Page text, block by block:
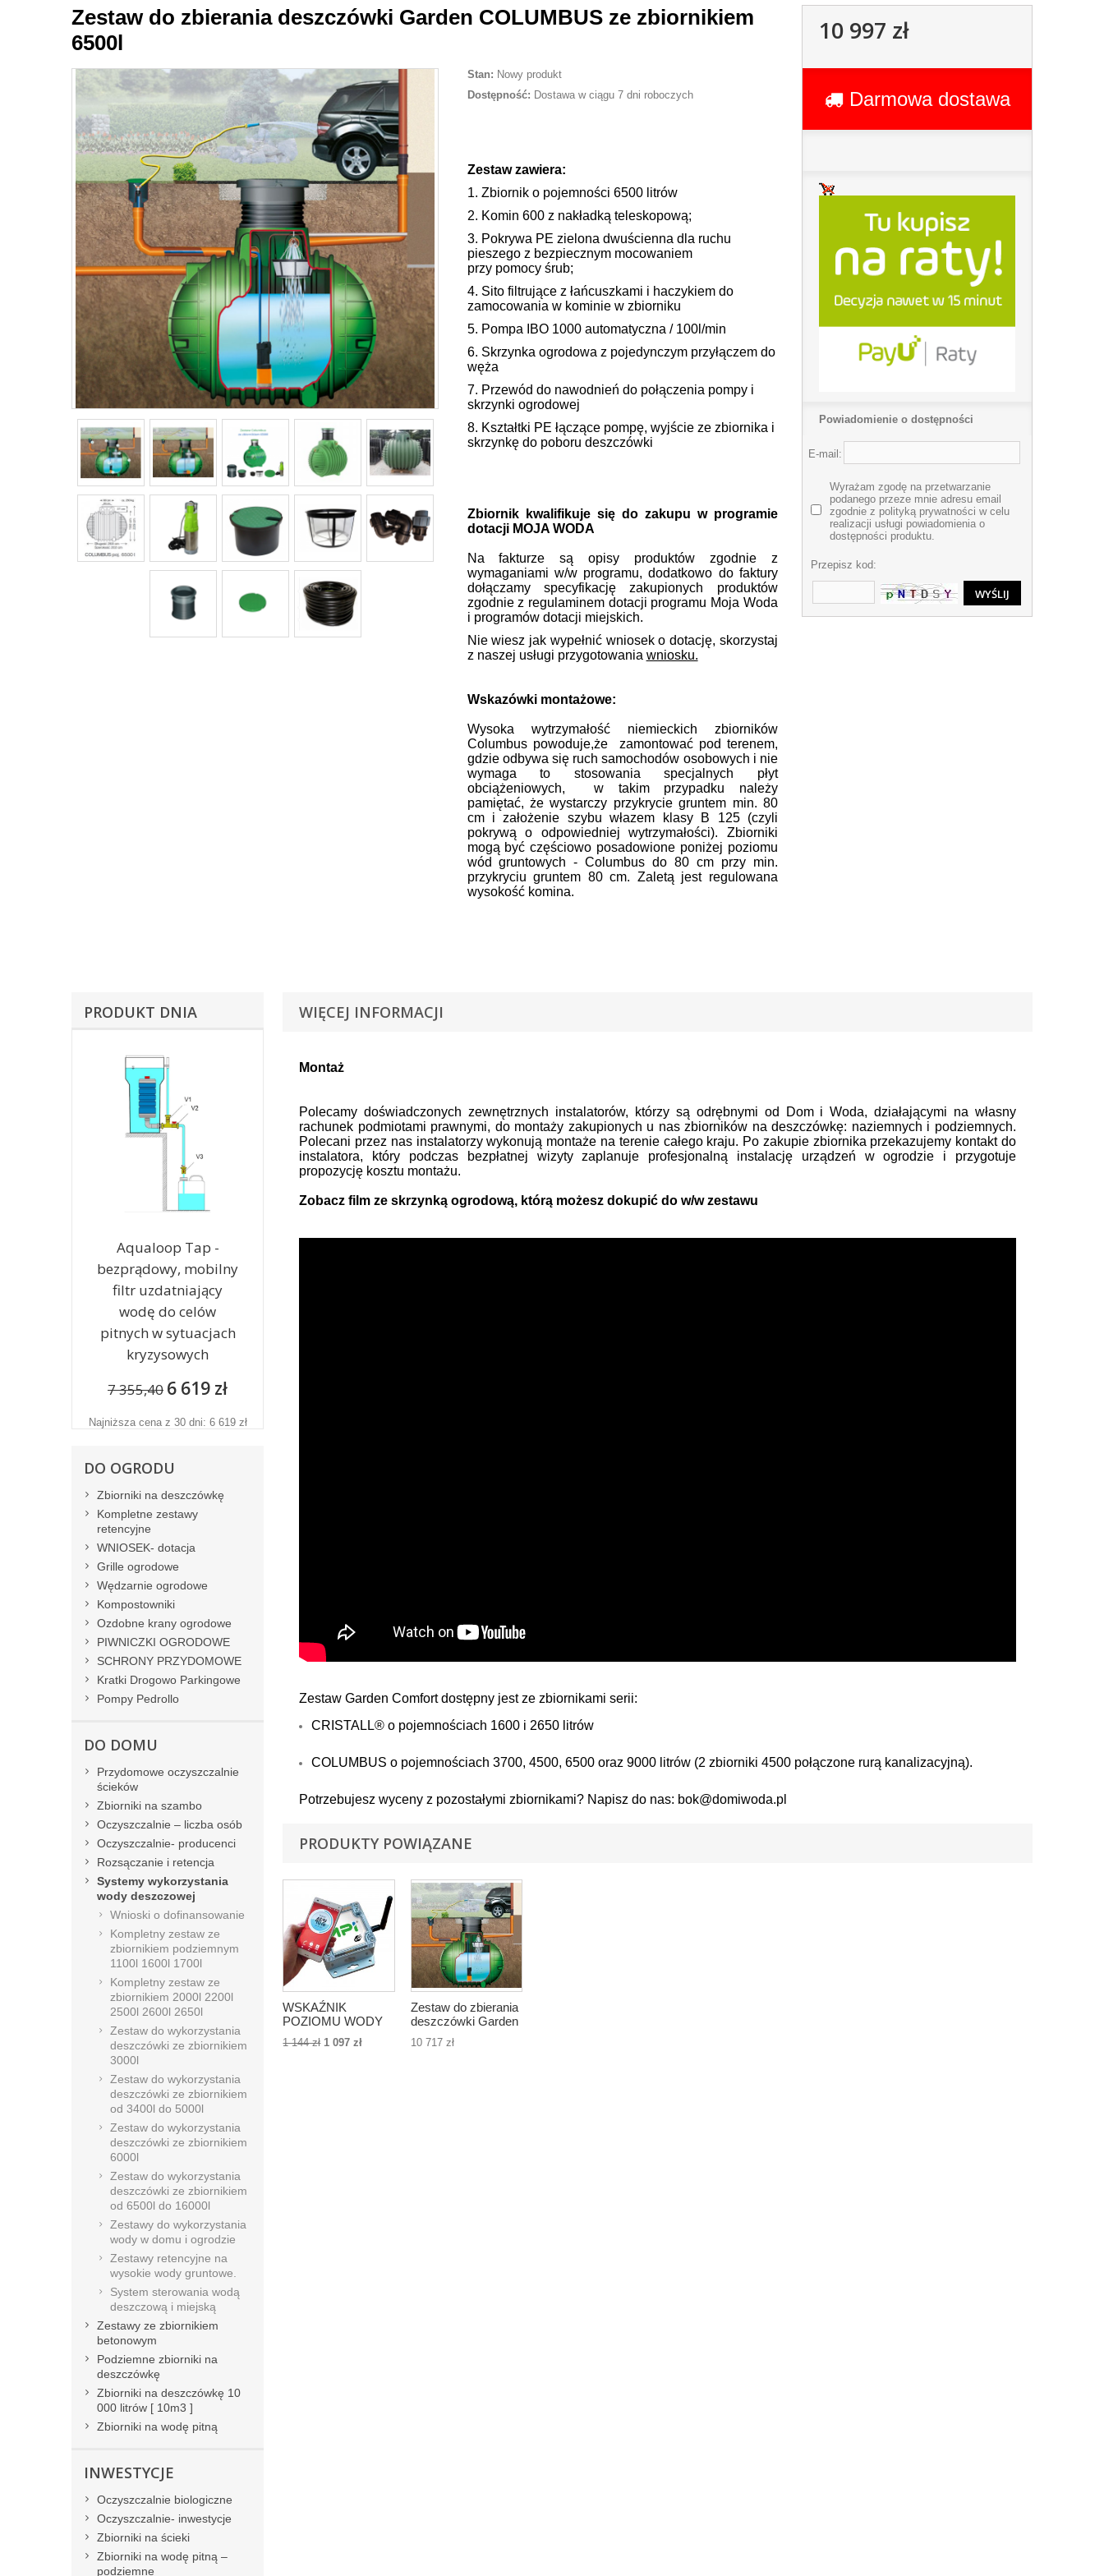
Zestaw do zbierania deszczówki Garden COLUMBUS ze zbiornikiem
6500l
Stan: Nowy produkt
Dostępność: Dostawa w ciągu 7 dni roboczych
Zestaw zawiera:
1. Zbiornik o pojemności 6500 litrów
2. Komin 600 z nakładką teleskopową;
3. Pokrywa PE zielona dwuścienna dla ruchu
pieszego z bezpiecznym mocowaniem
przy pomocy śrub;
4. Sito filtrujące z łańcuszkami i haczykiem do
zamocowania w kominie w zbiorniku
5. Pompa IBO 1000 automatyczna / 100l/min
6. Skrzynka ogrodowa z pojedynczym przyłączem do
węża
7. Przewód do nawodnień do połączenia pompy i
skrzynki ogrodowej
8. Kształtki PE łączące pompę, wyjście ze zbiornika i
skrzynkę do poboru deszczówki
Zbiornik kwalifikuje się do zakupu w programie
dotacji MOJA WODA
Na fakturze są opisy produktów zgodnie z
wymaganiami w/w programu, dodatkowo do faktury
dołączamy specyfikację zakupionych produktów
zgodnie z regulaminem dotacji programu Moja Woda
i programów dotacji miejskich.
Nie wiesz jak wypełnić wniosek o dotację, skorzystaj
z naszej usługi przygotowania wniosku.
Wskazówki montażowe:
Wysoka wytrzymałość niemieckich zbiorników
Columbus powoduje,że zamontować pod terenem,
gdzie odbywa się ruch samochodów osobowych i nie
wymaga to stosowania specjalnych płyt
obciążeniowych, w takim przypadku należy
pamiętać, że wystarczy przykrycie gruntem min. 80
cm i założenie szybu włazem klasy B 125 (czyli
pokrywą o odpowiedniej wytrzymałości). Zbiorniki
mogą być częściowo posadowione poniżej poziomu
wód gruntowych - Columbus do 80 cm przy min.
przykryciu gruntem 80 cm. Zaletą jest regulowana
wysokość komina.
10 997 zł
Darmowa dostawa
Powiadomienie o dostępności
E-mail:
Wyrażam zgodę na przetwarzanie
podanego przeze mnie adresu email
zgodnie z polityką prywatności w celu
realizacji usługi powiadomienia o
dostępności produktu.
Przepisz kod:
WIĘCEJ INFORMACJI
Montaż
Polecamy doświadczonych zewnętrznych instalatorów, którzy są odrębnymi od Dom i Woda, działającymi na własny
rachunek podmiotami prawnymi, do montaży zakupionych u nas zbiorników na deszczówkę: naziemnych i podziemnych.
Polecani przez nas instalatorzy wykonują montaże na terenie całego kraju. Po zakupie zbiornika przekazujemy kontakt do
instalatora, który podczas bezpłatnej wizyty zaplanuje profesjonalną instalację urządzeń w ogrodzie i przygotuje
propozycję kosztu montażu.
Zobacz film ze skrzynką ogrodową, którą możesz dokupić do w/w zestawu
Zestaw Garden Comfort dostępny jest ze zbiornikami serii:
CRISTALL® o pojemnościach 1600 i 2650 litrów
COLUMBUS o pojemnościach 3700, 4500, 6500 oraz 9000 litrów (2 zbiorniki 4500 połączone rurą kanalizacyjną).
Potrzebujesz wyceny z pozostałymi zbiornikami? Napisz do nas: bok@domiwoda.pl
PRODUKTY POWIĄZANE
WSKAŹNIK
POZIOMU WODY
AQUATO W
ZBIORNIKU
1 144 zł 1 097 zł
Zestaw do zbierania
deszczówki Garden
COLUMBUS ze
zbiornikiem 4500l
10 717 zł
PRODUKT DNIA
Aqualoop Tap -
bezprądowy, mobilny
filtr uzdatniający
wodę do celów
pitnych w sytuacjach
kryzysowych
7 355,40 6 619 zł
Najniższa cena z 30 dni: 6 619 zł
DO OGRODU
Zbiorniki na deszczówkę
Kompletne zestawy
retencyjne
WNIOSEK- dotacja
Grille ogrodowe
Wędzarnie ogrodowe
Kompostowniki
Ozdobne krany ogrodowe
PIWNICZKI OGRODOWE
SCHRONY PRZYDOMOWE
Kratki Drogowo Parkingowe
Pompy Pedrollo
DO DOMU
Przydomowe oczyszczalnie
ścieków
Zbiorniki na szambo
Oczyszczalnie – liczba osób
Oczyszczalnie- producenci
Rozsączanie i retencja
Systemy wykorzystania
wody deszczowej
Wnioski o dofinansowanie
Kompletny zestaw ze
zbiornikiem podziemnym
1100l 1600l 1700l
Kompletny zestaw ze
zbiornikiem 2000l 2200l
2500l 2600l 2650l
Zestaw do wykorzystania
deszczówki ze zbiornikiem
3000l
Zestaw do wykorzystania
deszczówki ze zbiornikiem
od 3400l do 5000l
Zestaw do wykorzystania
deszczówki ze zbiornikiem
6000l
Zestaw do wykorzystania
deszczówki ze zbiornikiem
od 6500l do 16000l
Zestawy do wykorzystania
wody w domu i ogrodzie
Zestawy retencyjne na
wysokie wody gruntowe.
System sterowania wodą
deszczową i miejską
Zestawy ze zbiornikiem
betonowym
Podziemne zbiorniki na
deszczówkę
Zbiorniki na deszczówkę 10
000 litrów [ 10m3 ]
Zbiorniki na wodę pitną
INWESTYCJE
Oczyszczalnie biologiczne
Oczyszczalnie- inwestycje
Zbiorniki na ścieki
Zbiorniki na wodę pitną –
podziemne